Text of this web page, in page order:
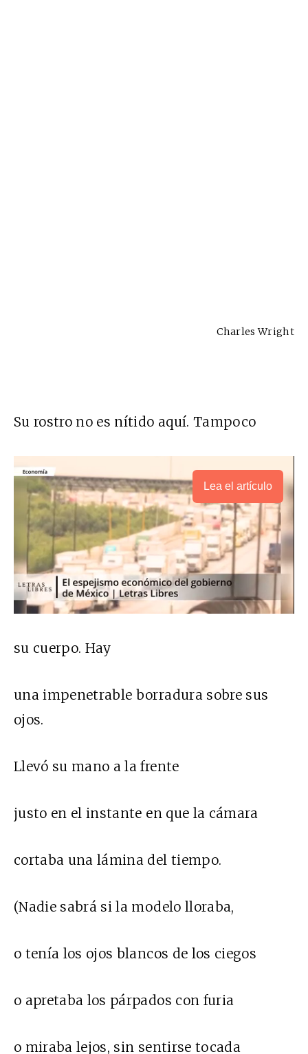
Charles Wright
Su rostro no es nítido aquí. Tampoco
Lea el artículo
su cuerpo. Hay
una impenetrable borradura sobre sus
ojos.
Llevó su mano a la frente
justo en el instante en que la cámara
cortaba una lámina del tiempo.
(Nadie sabrá si la modelo lloraba,
o tenía los ojos blancos de los ciegos
o apretaba los párpados con furia
o miraba lejos, sin sentirse tocada